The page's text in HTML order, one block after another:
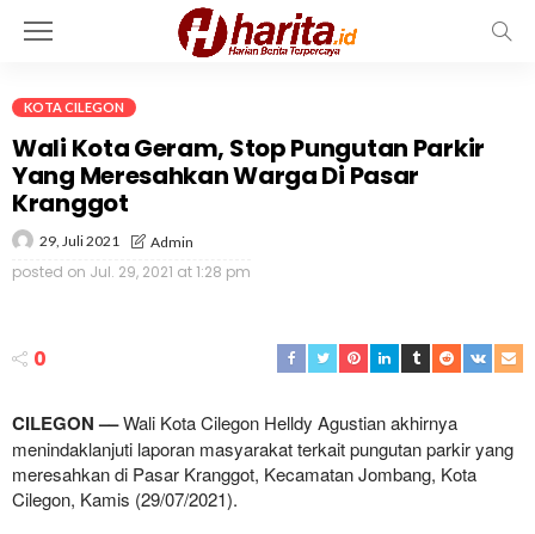
KOTA CILEGON
Wali Kota Geram, Stop Pungutan Parkir
Yang Meresahkan Warga Di Pasar
Kranggot
29, Juli 2021 Admin
posted on Jul. 29, 2021 at 1:28 pm
0
CILEGON ––Wali Kota Cilegon Helldy Agustian akhirnya
menindaklanjuti laporan masyarakat terkait pungutan parkir yang
meresahkan di Pasar Kranggot, Kecamatan Jombang, Kota
Cilegon, Kamis (29/07/2021).